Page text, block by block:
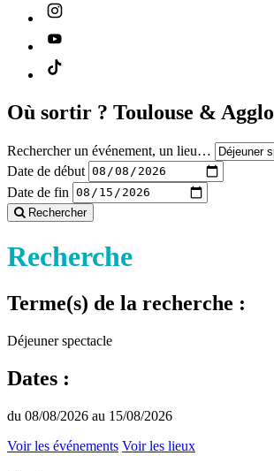
Où sortir ? Toulouse & Agglo
Rechercher un événement, un lieu…
Date de début
Date de fin
Rechercher
Recherche
Terme(s) de la recherche :
Déjeuner spectacle
Dates :
du 08/08/2026 au 15/08/2026
Voir les événements Voir les lieux